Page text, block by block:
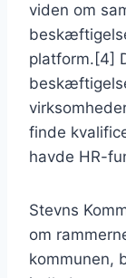
viden om
platform.[4]
finde
havde HR-
Stevns
om
kommunen,